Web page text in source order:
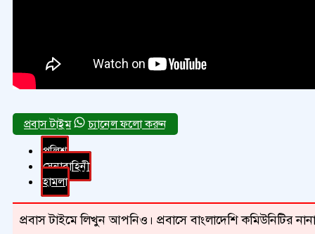
চ্যানেল ফলো করুন
পুলিশ
সেনাবাহিনী
হামলা
প্রবাস টাইমে লিখুন আপনিও। প্রবাসে বাংলাদেশি কমিউনিটির